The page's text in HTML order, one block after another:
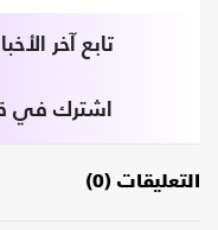
تابع آخر
اشترك في
التعليقات (0)